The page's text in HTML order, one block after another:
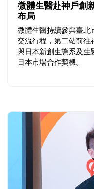
微體生醫赴神戶創
布局
微體生醫持續參與臺北
交流行程，第二站前往
與日本新創生態系及生
日本市場合作契機。